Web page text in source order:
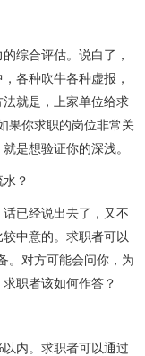
综合评估。说白了，
各种吹牛各种虚报，
就是，上家单位给求
果你求职的岗位非常关
是想验证你的深浅。
？
已经说出去了，又不
中意的。求职者可以
。对方可能会问你，为
职者该如何作答？
内。求职者可以通过